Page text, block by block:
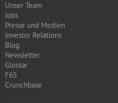
Unser Team
Jobs
Presse und Medien
Investor Relations
Blog
Newsletter
Glossar
F6S
Crunchbase